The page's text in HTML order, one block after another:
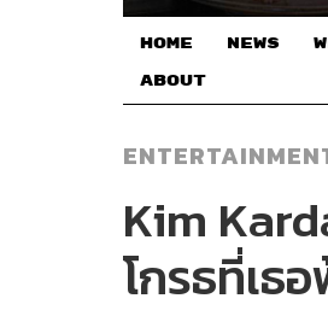
HOME NEWS
ABOUT
Kim
โกรธที่เธ